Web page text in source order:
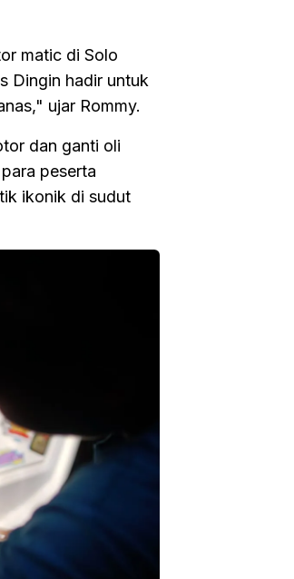
matic di Solo
Dingin hadir untuk
ujar Rommy.
dan ganti oli
peserta
ikonik di sudut